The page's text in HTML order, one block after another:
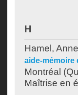
H
Hamel,
aide-mémoire
Montréal
Maîtrise en